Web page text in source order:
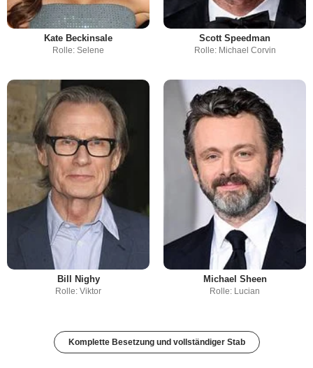
Kate Beckinsale
Rolle: Selene
Scott Speedman
Rolle: Michael Corvin
Bill Nighy
Rolle: Viktor
Michael Sheen
Rolle: Lucian
Komplette Besetzung und vollständiger Stab